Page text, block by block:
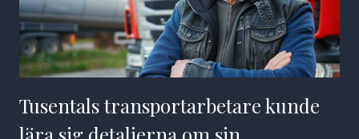
Tusentals transportarbetare kunde